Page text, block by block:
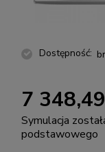
Dostępność:
7
Symulacja
podstawowego